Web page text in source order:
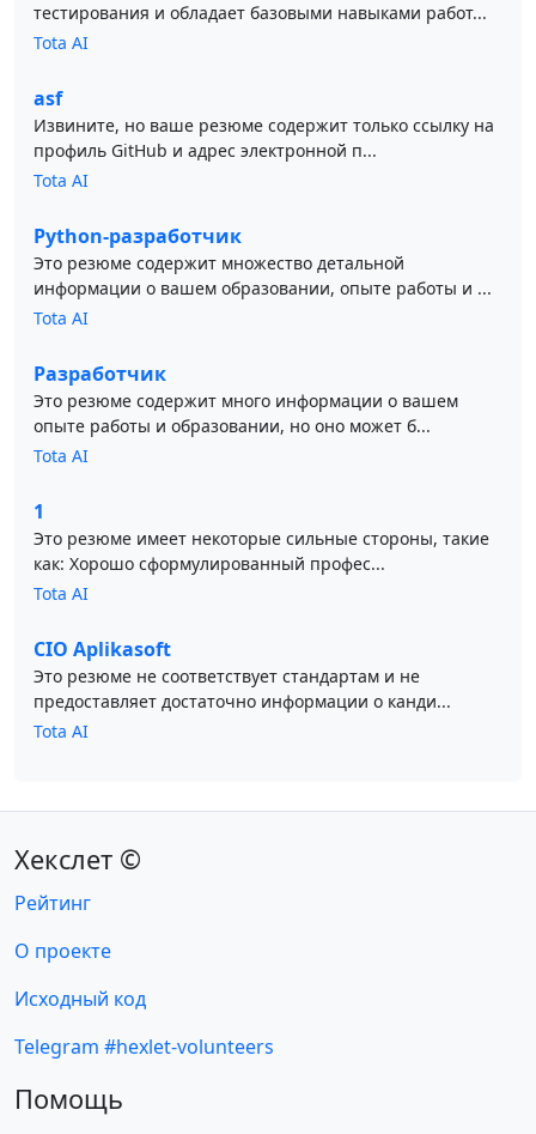
тестирования и обладает базовыми навыками работ...
Tota AI
asf
Извините, но ваше резюме содержит только ссылку на
профиль GitHub и адрес электронной п...
Tota AI
Python-разработчик
Это резюме содержит множество детальной
информации о вашем образовании, опыте работы и ...
Tota AI
Разработчик
Это резюме содержит много информации о вашем
опыте работы и образовании, но оно может б...
Tota AI
1
Это резюме имеет некоторые сильные стороны, такие
как: Хорошо сформулированный профес...
Tota AI
CIO Aplikasoft
Это резюме не соответствует стандартам и не
предоставляет достаточно информации о канди...
Tota AI
Хекслет ©
Рейтинг
О проекте
Исходный код
Telegram #hexlet-volunteers
Помощь